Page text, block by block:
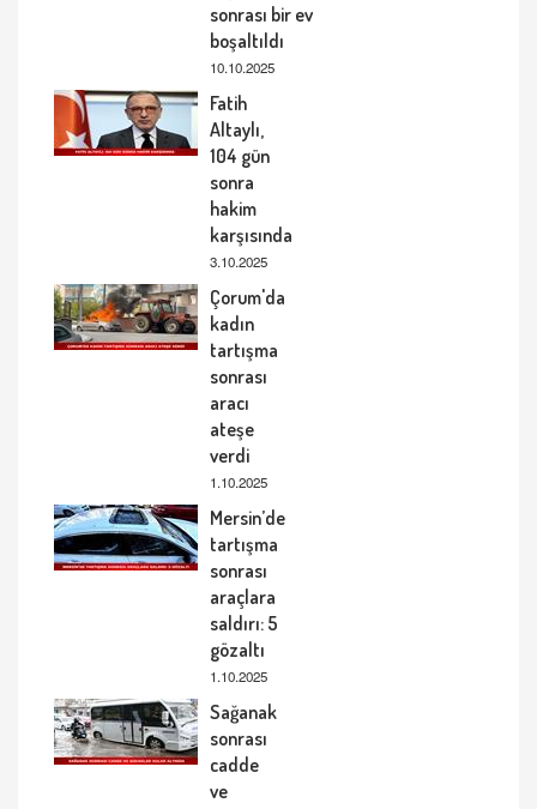
sonrası bir ev
boşaltıldı
10.10.2025
Fatih
Altaylı,
104 gün
sonra
hakim
karşısında
3.10.2025
Çorum'da
kadın
tartışma
sonrası
aracı
ateşe
verdi
1.10.2025
Mersin’de
tartışma
sonrası
araçlara
saldırı: 5
gözaltı
1.10.2025
Sağanak
sonrası
cadde
ve